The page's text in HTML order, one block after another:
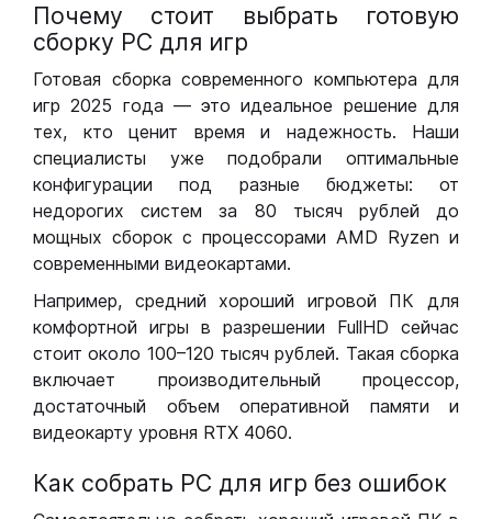
Почему стоит выбрать готовую
сборку РС для игр
Готовая сборка современного компьютера для
игр 2025 года — это идеальное решение для
тех, кто ценит время и надежность. Наши
специалисты уже подобрали оптимальные
конфигурации под разные бюджеты: от
недорогих систем за 80 тысяч рублей до
мощных сборок с процессорами AMD Ryzen и
современными видеокартами.
Например, средний хороший игровой ПК для
комфортной игры в разрешении FullHD сейчас
стоит около 100–120 тысяч рублей. Такая сборка
включает производительный процессор,
достаточный объем оперативной памяти и
видеокарту уровня RTX 4060.
Как собрать РС для игр без ошибок